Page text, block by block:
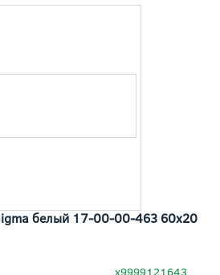
белый 17-00-00-463 60x20
х9999121643